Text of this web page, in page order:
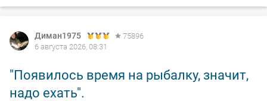
Диман1975
75896
6 августа 2026, 08:31
"Появилось время на рыбалку, значит,
надо ехать".